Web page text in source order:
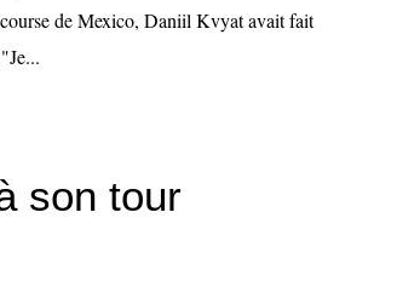
de Mexico, Daniil Kvyat avait fait
son tour